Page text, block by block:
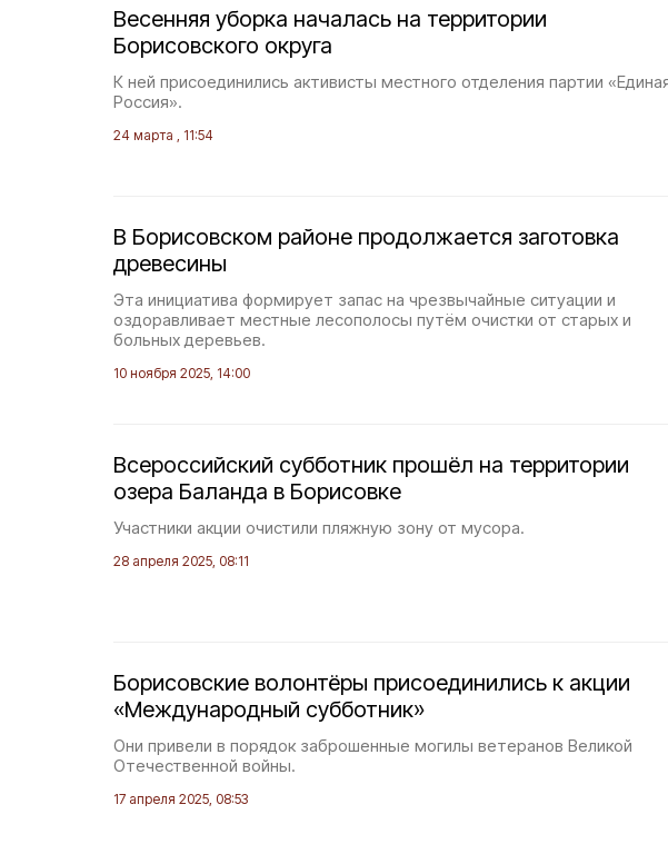
Весенняя уборка началась на территории
Борисовского округа
К ней присоединились активисты местного отделения партии
Россия».
24 марта , 11:54
В Борисовском районе продолжается заготовка
древесины
Эта инициатива формирует запас на чрезвычайные ситуации и
оздоравливает местные лесополосы путём очистки от старых и
больных деревьев.
10 ноября 2025, 14:00
Всероссийский субботник прошёл на территории
озера Баланда в Борисовке
Участники акции очистили пляжную зону от мусора.
28 апреля 2025, 08:11
Борисовские волонтёры присоединились к акции
«Международный субботник»
Они привели в порядок заброшенные могилы ветеранов Великой
Отечественной войны.
17 апреля 2025, 08:53